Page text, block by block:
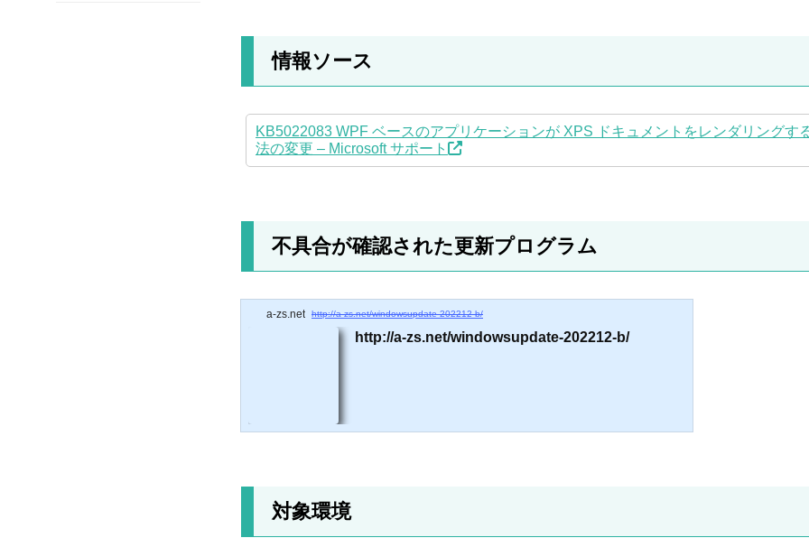
情報ソース
KB5022083 WPF ベースのアプリケーションが XPS ドキュメントをレンダリングす
法の変更 – Microsoft サポート
不具合が確認された更新プログラム
a-zs.net http://a-zs.net/windowsupdate-202212-b/
http://a-zs.net/windowsupdate-202212-b/
対象環境